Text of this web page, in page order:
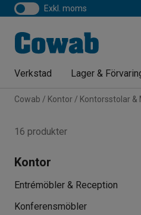
exkl. moms
Verkstad Lager &
Cowab Kontor Kontorsstolar &
16 produkter
Kontor
Entrémöbler & Reception
Konferensmöbler